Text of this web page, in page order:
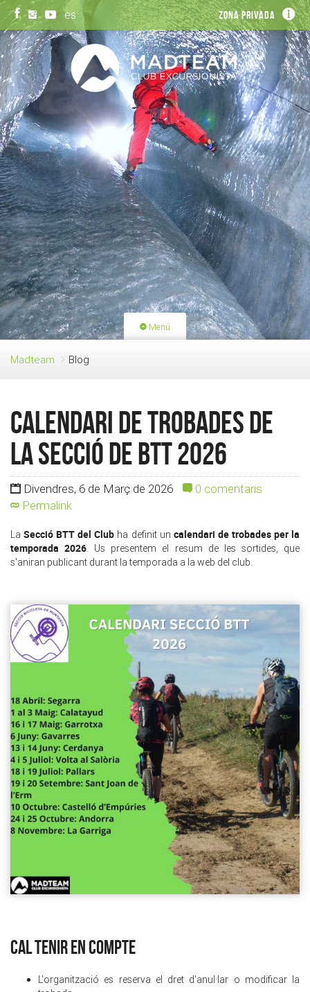
es Zona privada
Menú
PORTADA
FES-TE SOCI
Madteam Blog
Calendari de Trobades de
la Secció de BTT 2026
Divendres, 6 de Març de 2026
0 comentaris
Permalink
LaSecció BTT del Club ha definit un calendari de trobades per la
temporada 2026. Us presentem el resum de les sortides, que
s'aniran publicant durant la temporada a la web del club.
CAL TENIR EN COMPTE
L'organització es reserva el dret d'anul·lar o modificar la